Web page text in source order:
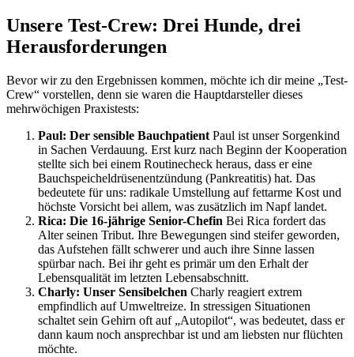
Unsere Test-Crew: Drei Hunde, drei
Herausforderungen
Bevor wir zu den Ergebnissen kommen, möchte ich dir meine „Test-
Crew“ vorstellen, denn sie waren die Hauptdarsteller dieses
mehrwöchigen Praxistests:
Paul: Der sensible Bauchpatient Paul ist unser Sorgenkind
in Sachen Verdauung. Erst kurz nach Beginn der Kooperation
stellte sich bei einem Routinecheck heraus, dass er eine
Bauchspeicheldrüsenentzündung (Pankreatitis) hat. Das
bedeutete für uns: radikale Umstellung auf fettarme Kost und
höchste Vorsicht bei allem, was zusätzlich im Napf landet.
Rica: Die 16-jährige Senior-Chefin Bei Rica fordert das
Alter seinen Tribut. Ihre Bewegungen sind steifer geworden,
das Aufstehen fällt schwerer und auch ihre Sinne lassen
spürbar nach. Bei ihr geht es primär um den Erhalt der
Lebensqualität im letzten Lebensabschnitt.
Charly: Unser Sensibelchen Charly reagiert extrem
empfindlich auf Umweltreize. In stressigen Situationen
schaltet sein Gehirn oft auf „Autopilot“, was bedeutet, dass er
dann kaum noch ansprechbar ist und am liebsten nur flüchten
möchte.